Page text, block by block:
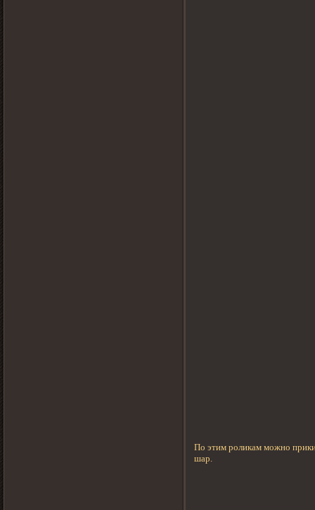
По этим роликам можно
шар.